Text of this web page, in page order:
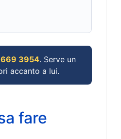
3954. Serve un
accanto a lui.
fare